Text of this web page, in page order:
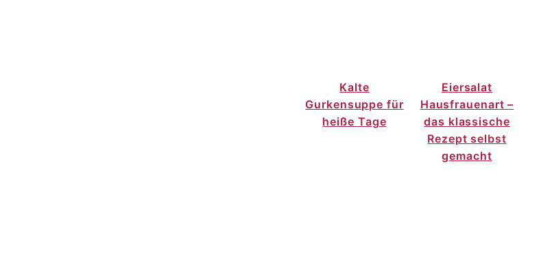
Kalte
Gurkensuppe für
heiße Tage
Eiersalat
Hausfrauenart –
das klassische
Rezept selbst
gemacht